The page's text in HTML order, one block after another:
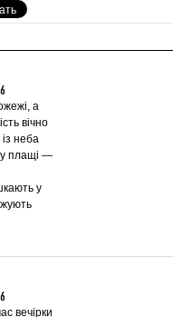
а
вічно
із неба
плащі —
у
вечірки